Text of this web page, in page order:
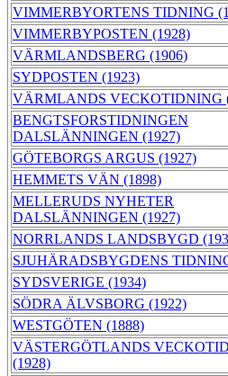
VIMMERBYORTENS TIDNING
VIMMERBYPOSTEN (1928)
VÄRMLANDSBERG (1906)
SYDPOSTEN (1923)
VÄRMLANDS VECKOTIDNING
BENGTSFORSTIDNINGEN
DALSLÄNNINGEN (1927)
GÖTEBORGS ARGUS (1927)
HEMMETS VÄN (1898)
MELLERUDS NYHETER
DALSLÄNNINGEN (1927)
NORRLANDS LANDSBYGD
SJUHÄRADSBYGDENS
SYDSVERIGE (1934)
SÖDRA ÄLVSBORG (1922)
WESTGÖTEN (1888)
VÄSTERGÖTLANDS
(1928)